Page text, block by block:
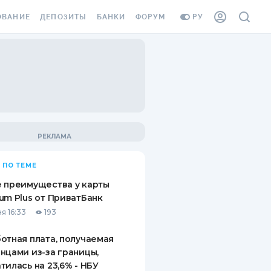
РУ
ВИНЬЕТКА
СОТРУДНИКОВ
ОТ
СЛУЧАЕВ
ДЕПОЗИТЫ
ВОПРОСЫ И ОТВЕТЫ
ПУТЕВОДИТЕЛИ ПО
БАНКИ ФОРУМ
ПО ТЕМЕ
преимущества у карты
Plus от ПриватБанк
16:33 193
плата, получаемая
из-за границы,
на 23,6% - НБУ